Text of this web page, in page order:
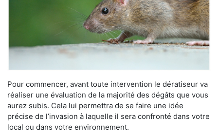
Pour commencer, avant toute intervention le dératiseur va
réaliser une évaluation de la majorité des dégâts que vous
aurez subis. Cela lui permettra de se faire une idée
précise de l’invasion à laquelle il sera confronté dans votre
local ou dans votre environnement.